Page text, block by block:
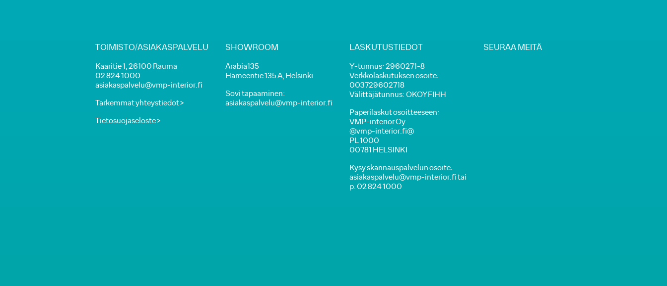
TOIMISTO/ASIAKASPALVELU
Kaaritie 1, 26100 Rauma
02 824 1000
asiakaspalvelu@vmp-interior.fi
Tarkemmat yhteystiedot >
Tietosuojaseloste >
SHOWROOM
Arabia135
Hämeentie 135 A, Helsinki
Sovi tapaaminen:
asiakaspalvelu@vmp-interior.fi
LASKUTUSTIEDOT
Y-tunnus: 2960271-8
Verkkolaskutuksen osoite:
003729602718
Välittäjätunnus: OKOYFIHH
Paperilaskut osoitteeseen:
VMP-interior Oy
@vmp-interior.fi@
PL 1000
00781 HELSINKI
Kysy skannauspalvelun osoite:
asiakaspalvelu@vmp-interior.fi tai
p. 02 824 1000
SEURAA MEITÄ